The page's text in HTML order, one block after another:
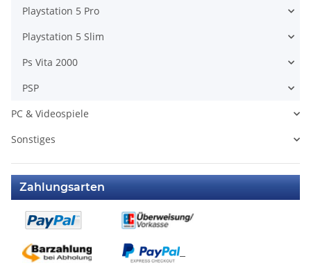
Playstation 5 Pro
Playstation 5 Slim
Ps Vita 2000
PSP
PC & Videospiele
Sonstiges
Zahlungsarten